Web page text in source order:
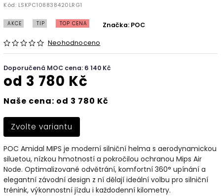
Kód: LSKPC108838420LRG1
AKCE TIP TOP CENA
Neohodnoceno
Značka: POC
Doporučená MOC cena: 6 140 Kč
od 3 780 Kč
Naše cena: od 3 780 Kč
Zvolte variantu
POC Amidal MIPS je moderní silniční helma s aerodynamickou
siluetou, nízkou hmotností a pokročilou ochranou Mips Air
Node. Optimalizované odvětrání, komfortní 360° upínání a
elegantní závodní design z ní dělají ideální volbu pro silniční
trénink, výkonnostní jízdu i každodenní kilometry.